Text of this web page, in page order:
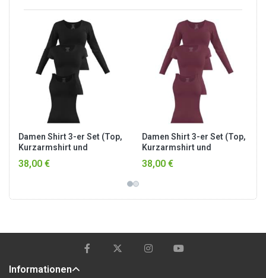
Damen Shirt 3-er Set (Top,
Kurzarmshirt und
Langarmshirt) Schwarz
38,00 €
Damen Shirt 3-er Set (Top,
Kurzarmshirt und
Langarmshirt) Burgund
38,00 €
Informationen